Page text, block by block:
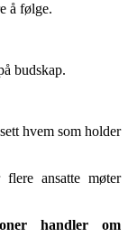
å følge.
budskap.
hvem som holder
ansatte møter
handler om